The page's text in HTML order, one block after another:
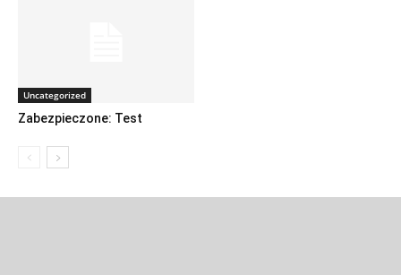
Uncategorized
Zabezpieczone: Test